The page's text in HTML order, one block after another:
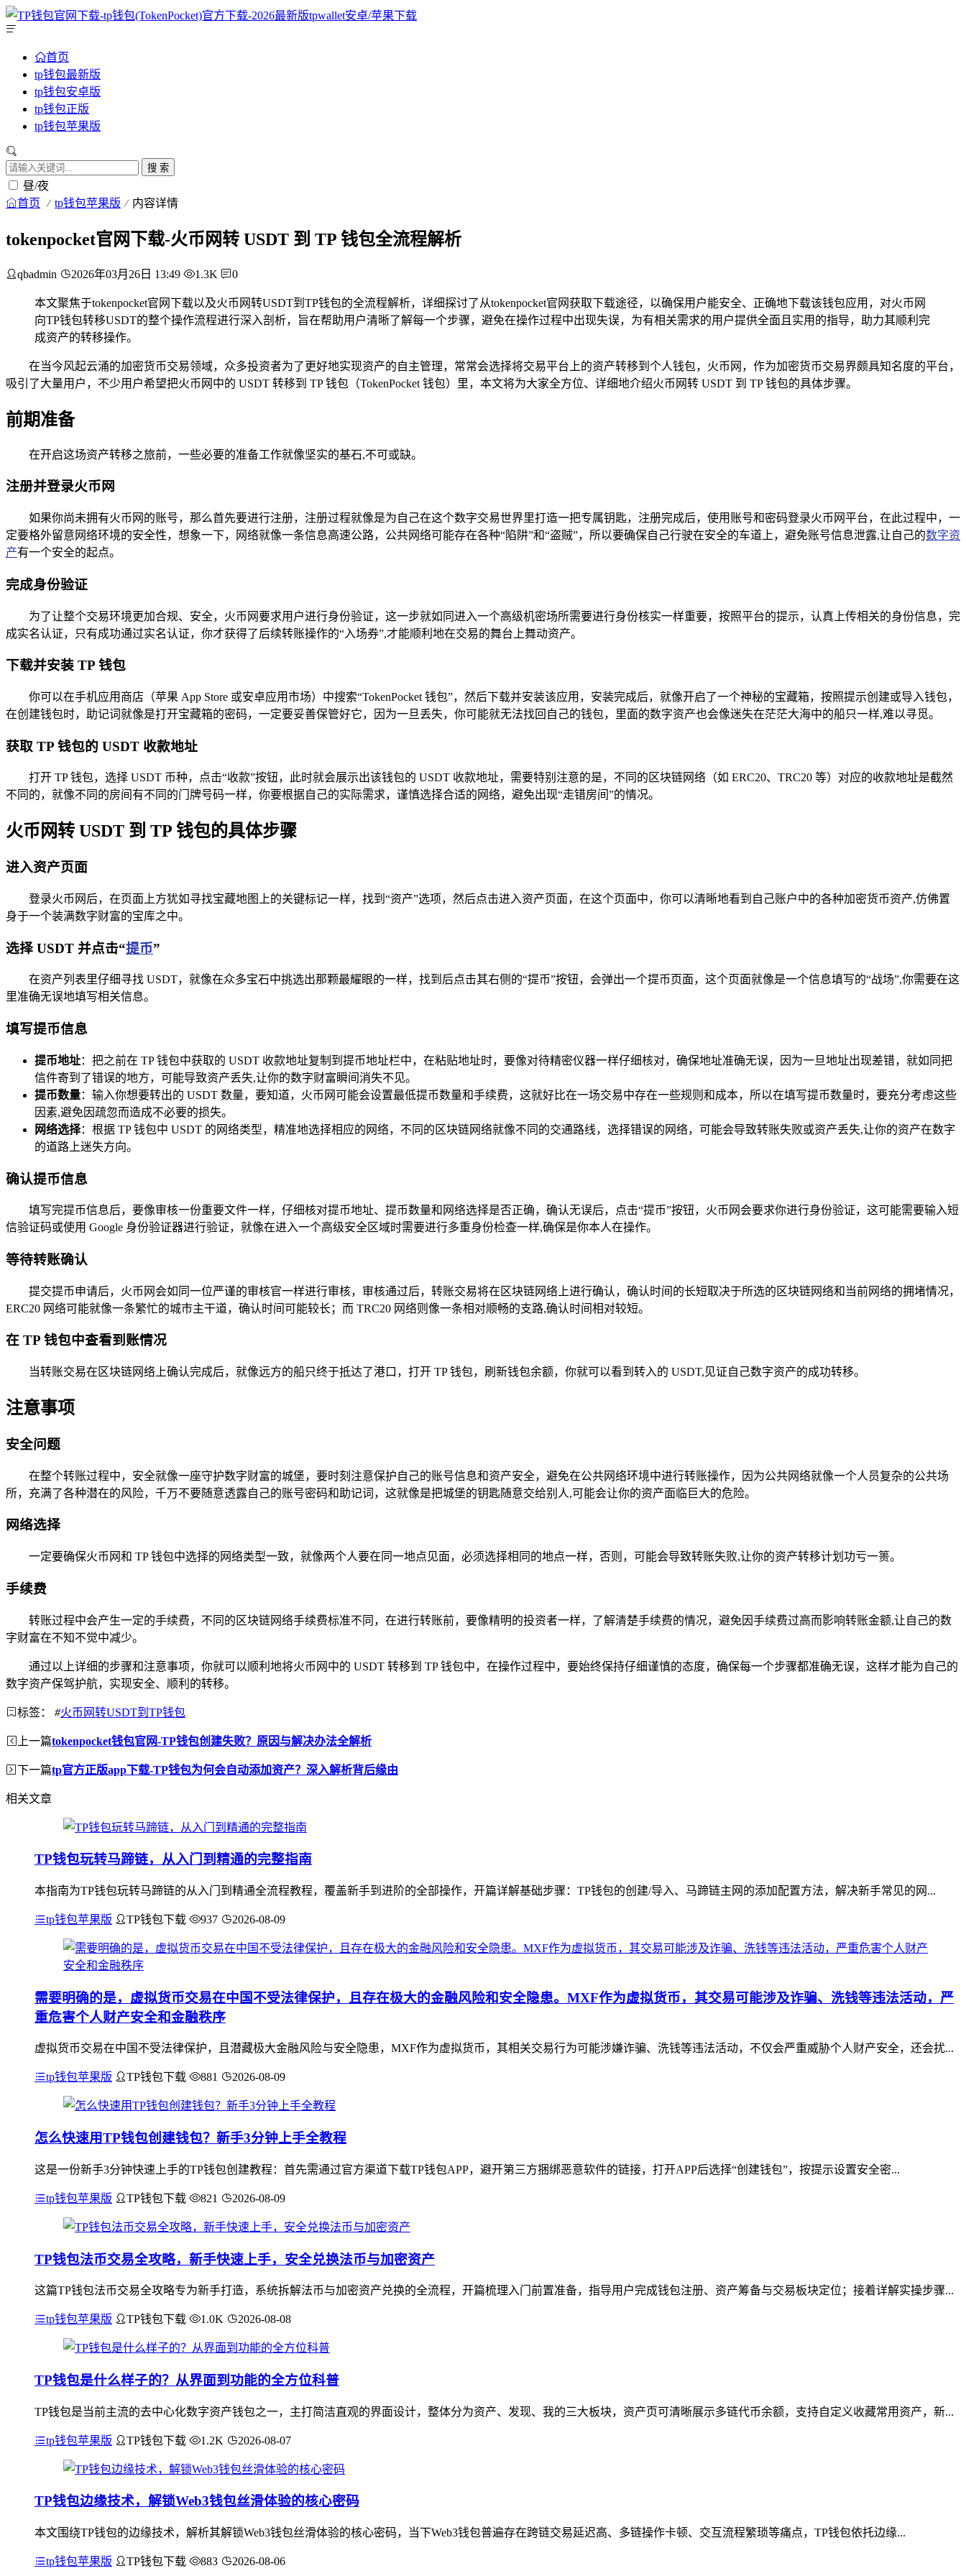
首页
tp钱包最新版
tp钱包安卓版
tp钱包正版
tp钱包苹果版
搜 索
昼/夜
首页 tp钱包苹果版 内容详情
tokenpocket官网下载-火币网转 USDT 到 TP 钱包全流程解析
qbadmin 2026年03月26日 13:49 1.3K 0
本文聚焦于tokenpocket官网下载以及火币网转USDT到TP钱包的全流程解析，详细探讨了从tokenpocket官网获取下载途径，以确保用户能安全、正确地下载该钱包应用，对火币网
向TP钱包转移USDT的整个操作流程进行深入剖析，旨在帮助用户清晰了解每一个步骤，避免在操作过程中出现失误，为有相关需求的用户提供全面且实用的指导，助力其顺利完
成资产的转移操作。
在当今风起云涌的加密货币交易领域，众多投资者为了更好地实现资产的自主管理，常常会选择将交易平台上的资产转移到个人钱包，火币网，作为加密货币交易界颇具知名度的平台，
吸引了大量用户，不少用户希望把火币网中的 USDT 转移到 TP 钱包（TokenPocket 钱包）里，本文将为大家全方位、详细地介绍火币网转 USDT 到 TP 钱包的具体步骤。
前期准备
在开启这场资产转移之旅前，一些必要的准备工作就像坚实的基石,不可或缺。
注册并登录火币网
如果你尚未拥有火币网的账号，那么首先要进行注册，注册过程就像是为自己在这个数字交易世界里打造一把专属钥匙，注册完成后，使用账号和密码登录火币网平台，在此过程中，一
定要格外留意网络环境的安全性，想象一下，网络就像一条信息高速公路，公共网络可能存在各种“陷阱”和“盗贼”，所以要确保自己行驶在安全的车道上，避免账号信息泄露,让自己的数字资
产有一个安全的起点。
完成身份验证
为了让整个交易环境更加合规、安全，火币网要求用户进行身份验证，这一步就如同进入一个高级机密场所需要进行身份核实一样重要，按照平台的提示，认真上传相关的身份信息，完
成实名认证，只有成功通过实名认证，你才获得了后续转账操作的“入场券”,才能顺利地在交易的舞台上舞动资产。
下载并安装 TP 钱包
你可以在手机应用商店（苹果 App Store 或安卓应用市场）中搜索“TokenPocket 钱包”，然后下载并安装该应用，安装完成后，就像开启了一个神秘的宝藏箱，按照提示创建或导入钱包，
在创建钱包时，助记词就像是打开宝藏箱的密码，一定要妥善保管好它，因为一旦丢失，你可能就无法找回自己的钱包，里面的数字资产也会像迷失在茫茫大海中的船只一样,难以寻觅。
获取 TP 钱包的 USDT 收款地址
打开 TP 钱包，选择 USDT 币种，点击“收款”按钮，此时就会展示出该钱包的 USDT 收款地址，需要特别注意的是，不同的区块链网络（如 ERC20、TRC20 等）对应的收款地址是截然
不同的，就像不同的房间有不同的门牌号码一样，你要根据自己的实际需求，谨慎选择合适的网络，避免出现“走错房间”的情况。
火币网转 USDT 到 TP 钱包的具体步骤
进入资产页面
登录火币网后，在页面上方犹如寻找宝藏地图上的关键标记一样，找到“资产”选项，然后点击进入资产页面，在这个页面中，你可以清晰地看到自己账户中的各种加密货币资产,仿佛置
身于一个装满数字财富的宝库之中。
选择 USDT 并点击“提币”
在资产列表里仔细寻找 USDT，就像在众多宝石中挑选出那颗最耀眼的一样，找到后点击其右侧的“提币”按钮，会弹出一个提币页面，这个页面就像是一个信息填写的“战场”,你需要在这
里准确无误地填写相关信息。
填写提币信息
提币地址：把之前在 TP 钱包中获取的 USDT 收款地址复制到提币地址栏中，在粘贴地址时，要像对待精密仪器一样仔细核对，确保地址准确无误，因为一旦地址出现差错，就如同把
信件寄到了错误的地方，可能导致资产丢失,让你的数字财富瞬间消失不见。
提币数量：输入你想要转出的 USDT 数量，要知道，火币网可能会设置最低提币数量和手续费，这就好比在一场交易中存在一些规则和成本，所以在填写提币数量时，要充分考虑这些
因素,避免因疏忽而造成不必要的损失。
网络选择：根据 TP 钱包中 USDT 的网络类型，精准地选择相应的网络，不同的区块链网络就像不同的交通路线，选择错误的网络，可能会导致转账失败或资产丢失,让你的资产在数字
的道路上迷失方向。
确认提币信息
填写完提币信息后，要像审核一份重要文件一样，仔细核对提币地址、提币数量和网络选择是否正确，确认无误后，点击“提币”按钮，火币网会要求你进行身份验证，这可能需要输入短
信验证码或使用 Google 身份验证器进行验证，就像在进入一个高级安全区域时需要进行多重身份检查一样,确保是你本人在操作。
等待转账确认
提交提币申请后，火币网会如同一位严谨的审核官一样进行审核，审核通过后，转账交易将在区块链网络上进行确认，确认时间的长短取决于所选的区块链网络和当前网络的拥堵情况，
ERC20 网络可能就像一条繁忙的城市主干道，确认时间可能较长；而 TRC20 网络则像一条相对顺畅的支路,确认时间相对较短。
在 TP 钱包中查看到账情况
当转账交易在区块链网络上确认完成后，就像远方的船只终于抵达了港口，打开 TP 钱包，刷新钱包余额，你就可以看到转入的 USDT,见证自己数字资产的成功转移。
注意事项
安全问题
在整个转账过程中，安全就像一座守护数字财富的城堡，要时刻注意保护自己的账号信息和资产安全，避免在公共网络环境中进行转账操作，因为公共网络就像一个人员复杂的公共场
所，充满了各种潜在的风险，千万不要随意透露自己的账号密码和助记词，这就像是把城堡的钥匙随意交给别人,可能会让你的资产面临巨大的危险。
网络选择
一定要确保火币网和 TP 钱包中选择的网络类型一致，就像两个人要在同一地点见面，必须选择相同的地点一样，否则，可能会导致转账失败,让你的资产转移计划功亏一篑。
手续费
转账过程中会产生一定的手续费，不同的区块链网络手续费标准不同，在进行转账前，要像精明的投资者一样，了解清楚手续费的情况，避免因手续费过高而影响转账金额,让自己的数
字财富在不知不觉中减少。
通过以上详细的步骤和注意事项，你就可以顺利地将火币网中的 USDT 转移到 TP 钱包中，在操作过程中，要始终保持仔细谨慎的态度，确保每一个步骤都准确无误，这样才能为自己的
数字资产保驾护航，实现安全、顺利的转移。
标签： #火币网转USDT到TP钱包
上一篇tokenpocket钱包官网-TP钱包创建失败？原因与解决办法全解析
下一篇tp官方正版app下载-TP钱包为何会自动添加资产？深入解析背后缘由
相关文章
TP钱包玩转马蹄链，从入门到精通的完整指南
本指南为TP钱包玩转马蹄链的从入门到精通全流程教程，覆盖新手到进阶的全部操作，开篇详解基础步骤：TP钱包的创建/导入、马蹄链主网的添加配置方法，解决新手常见的网...
tp钱包苹果版 TP钱包下载 937 2026-08-09
需要明确的是，虚拟货币交易在中国不受法律保护，且存在极大的金融风险和安全隐患。MXF作为虚拟货币，其交易可能涉及诈骗、洗钱等违法活动，严
重危害个人财产安全和金融秩序
虚拟货币交易在中国不受法律保护，且潜藏极大金融风险与安全隐患，MXF作为虚拟货币，其相关交易行为可能涉嫌诈骗、洗钱等违法活动，不仅会严重威胁个人财产安全，还会扰...
tp钱包苹果版 TP钱包下载 881 2026-08-09
怎么快速用TP钱包创建钱包？新手3分钟上手全教程
这是一份新手3分钟快速上手的TP钱包创建教程：首先需通过官方渠道下载TP钱包APP，避开第三方捆绑恶意软件的链接，打开APP后选择“创建钱包”，按提示设置安全密...
tp钱包苹果版 TP钱包下载 821 2026-08-09
TP钱包法币交易全攻略，新手快速上手，安全兑换法币与加密资产
这篇TP钱包法币交易全攻略专为新手打造，系统拆解法币与加密资产兑换的全流程，开篇梳理入门前置准备，指导用户完成钱包注册、资产筹备与交易板块定位；接着详解实操步骤...
tp钱包苹果版 TP钱包下载 1.0K 2026-08-08
TP钱包是什么样子的？从界面到功能的全方位科普
TP钱包是当前主流的去中心化数字资产钱包之一，主打简洁直观的界面设计，整体分为资产、发现、我的三大板块，资产页可清晰展示多链代币余额，支持自定义收藏常用资产，新...
tp钱包苹果版 TP钱包下载 1.2K 2026-08-07
TP钱包边缘技术，解锁Web3钱包丝滑体验的核心密码
本文围绕TP钱包的边缘技术，解析其解锁Web3钱包丝滑体验的核心密码，当下Web3钱包普遍存在跨链交易延迟高、多链操作卡顿、交互流程繁琐等痛点，TP钱包依托边缘...
tp钱包苹果版 TP钱包下载 883 2026-08-06